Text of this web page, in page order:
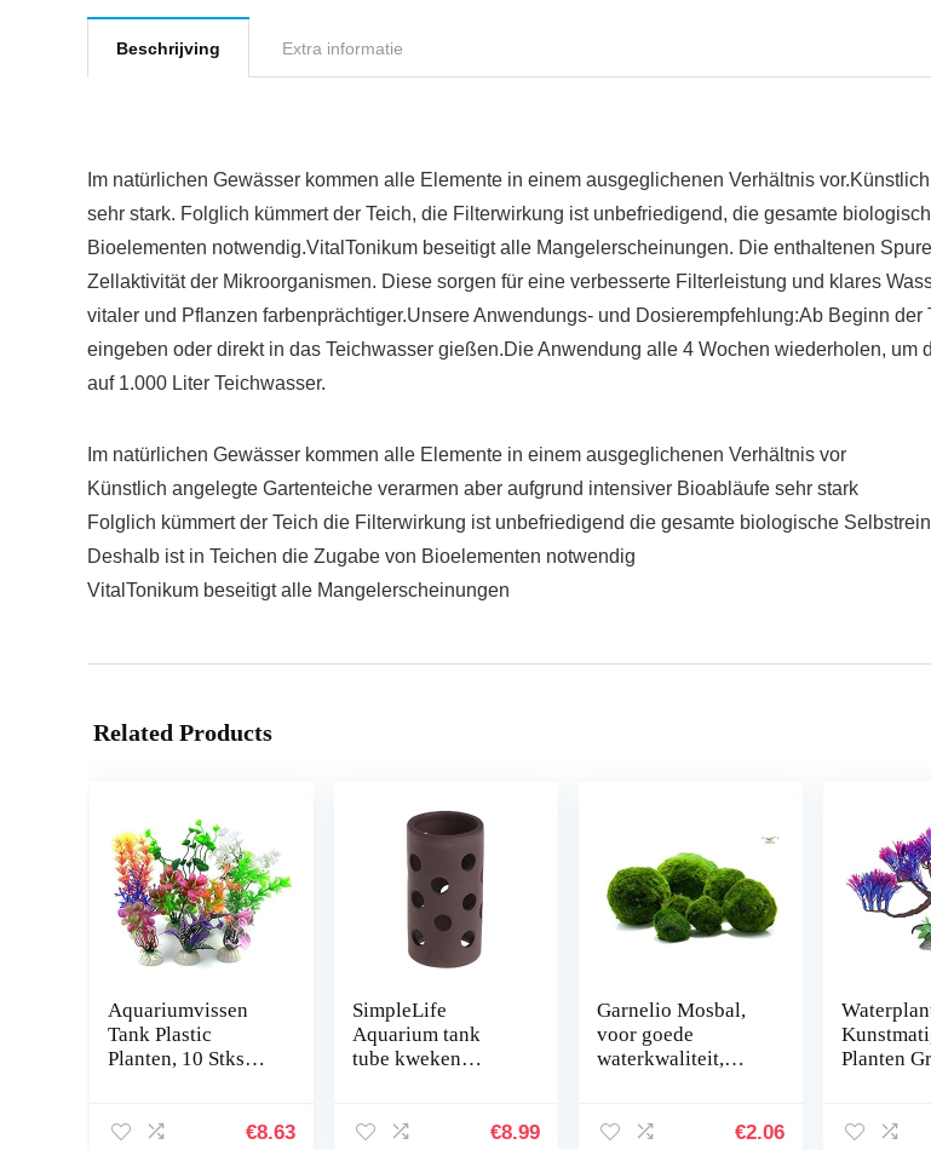
Beschrijving Extra informatie
Im natürlichen Gewässer kommen alle Elemente in einem ausgeglichenen Verhältnis
sehr stark. Folglich kümmert der Teich, die Filterwirkung ist unbefriedigend, die gesamte
Bioelementen notwendig.VitalTonikum beseitigt alle Mangelerscheinungen. Die enthaltenen
Zellaktivität der Mikroorganismen. Diese sorgen für eine verbesserte Filterleistung und klares
vitaler und Pflanzen farbenprächtiger.Unsere Anwendungs- und Dosierempfehlung:Ab Beginn
eingeben oder direkt in das Teichwasser gießen.Die Anwendung alle 4 Wochen wiederholen,
auf 1.000 Liter Teichwasser.
Im natürlichen Gewässer kommen alle Elemente in einem ausgeglichenen Verhältnis vor
Künstlich angelegte Gartenteiche verarmen aber aufgrund intensiver Bioabläufe sehr stark
Folglich kümmert der Teich die Filterwirkung ist unbefriedigend die gesamte biologische
Deshalb ist in Teichen die Zugabe von Bioelementen notwendig
VitalTonikum beseitigt alle Mangelerscheinungen
Related Products
Aquariumvissen
Tank Plastic
Planten, 10 Stks
Decoraties,
€8.63
SimpleLife
Aquarium tank
tube kweken
visgarnalen plant
€8.99
Garnelio Mosbal,
voor goede
waterkwaliteit,
grootte: 3 tot 5 cm
€2.06
Planten